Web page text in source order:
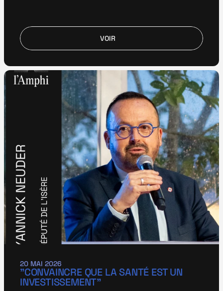
VOIR
20 MAI 2026
"CONVAINCRE QUE LA SANTÉ EST UN
INVESTISSEMENT"